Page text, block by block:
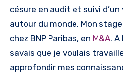
césure en audit et suivi d’un
autour du monde. Mon
chez BNP Paribas, en M&A. A
savais que je voulais
approfondir mes